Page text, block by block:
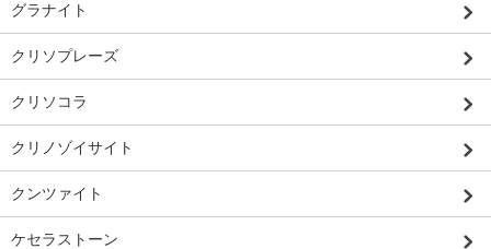
グラナイト
クリソプレーズ
クリソコラ
クリノゾイサイト
クンツァイト
ケセラストーン